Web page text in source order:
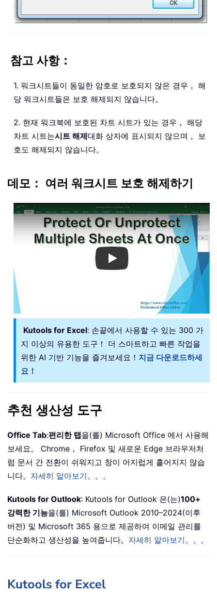
참고 사항：
1. 워크시트들이 동일한 암호로 보호되지 않은 경우， 해
당 워크시트들은 보호 해제되지 않습니다。
2. 현재 워크북에 보호된 차트 시트가 있는 경우， 해당
차트 시트는시트 해제대화 상자에 표시되지 않으며， 보
호도 해제되지 않습니다。
데모： 여러 워크시트 보호 해제하기
Play
Kutools for Excel: 손끝에서 사용할 수 있는 300 가
지 이상의 유용한 도구！ 더 스마트하고 빠른 작업을
위한 AI 기반 기능을 즐겨보세요！ 지금 다운로드하세
요！
추천 생산성 도구
Office Tab:편리한 탭을(를) Microsoft Office 에서 사용해
보세요。 Chrome， Firefox 및 새로운 Edge 브라우저처
럼 문서 간 전환이 쉬워지고 창이 어지럽게 흩어지지 않습
니다。 자세히 알아보기。。。
Kutools for Outlook: Kutools for Outlook 은(는)100+
강력한 기능을(를) Microsoft Outlook 2010–2024(이후
버전) 및 Microsoft 365 용으로 제공하여 이메일 관리를
단순화하고 생산성을 높여줍니다。 자세히 알아보기。。。
Kutools for Excel